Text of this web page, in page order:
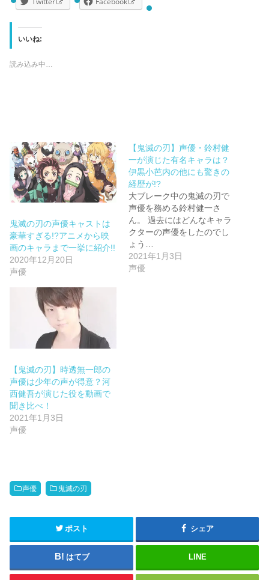
いいね:
読み込み中…
鬼滅の刃の声優キャストは
豪華すぎる!?アニメから映
画のキャラまで一挙に紹介!!
2020年12月20日
声優
【鬼滅の刃】声優・鈴村健
一が演じた有名キャラは？
伊黒小芭内の他にも驚きの
経歴が!?
大ブレーク中の鬼滅の刃で
声優を務める鈴村健一さ
ん。 過去にはどんなキャラ
クターの声優をしたのでし
ょう…
2021年1月3日
声優
【鬼滅の刃】時透無一郎の
声優は少年の声が得意？河
西健吾が演じた役を動画で
聞き比べ！
2021年1月3日
声優
声優 鬼滅の刃
ポスト シェア
はてブ LINE